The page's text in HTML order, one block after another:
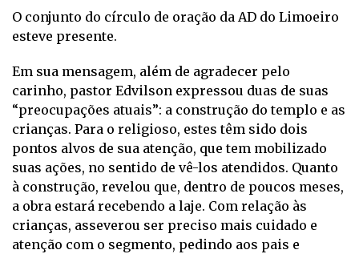
O conjunto do círculo de oração da AD do Limoeiro
esteve presente.
Em sua mensagem, além de agradecer pelo
carinho, pastor Edvilson expressou duas de suas
“preocupações atuais”: a construção do templo e as
crianças. Para o religioso, estes têm sido dois
pontos alvos de sua atenção, que tem mobilizado
suas ações, no sentido de vê-los atendidos. Quanto
à construção, revelou que, dentro de poucos meses,
a obra estará recebendo a laje. Com relação às
crianças, asseverou ser preciso mais cuidado e
atenção com o segmento, pedindo aos pais e